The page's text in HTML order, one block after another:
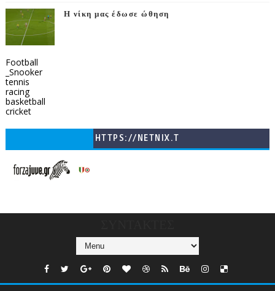
Η νίκη μας έδωσε ώθηση
Football
_Snooker
tennis
racing
basketball
cricket
HTTPS://NETNIX.T